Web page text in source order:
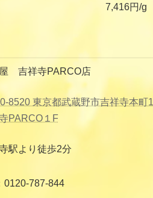
7,416円/g
吉祥寺PARCO店
8520 東京都武蔵野市吉祥寺本町
PARCO１F
駅より徒歩2分
0120-787-844